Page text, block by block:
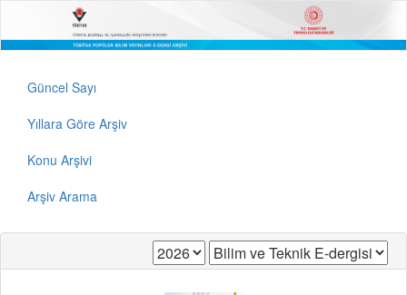
Güncel Sayı
Yıllara Göre Arşiv
Konu Arşivi
Arşiv Arama